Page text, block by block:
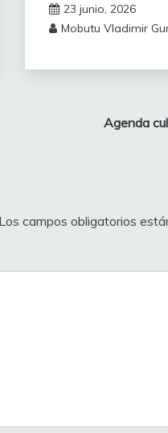
23 junio, 2026
Mobutu Vladimir
Agenda
Los campos obligatorios